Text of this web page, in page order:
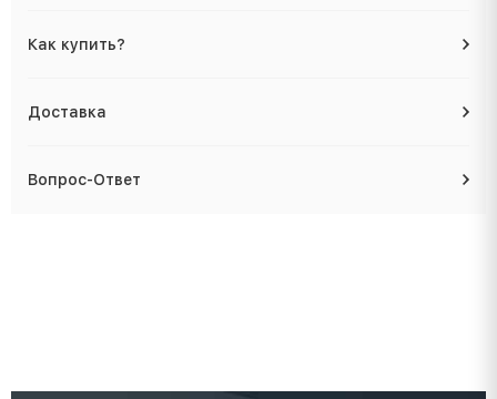
Как купить?
Доставка
Вопрос-Ответ